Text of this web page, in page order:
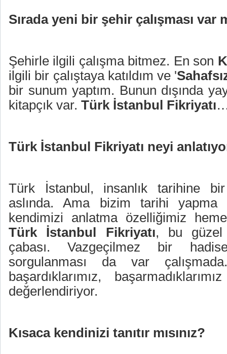
Sırada yeni bir şehir çalışması var
Şehirle ilgili çalışma bitmez. En son
ilgili bir çalıştaya katıldım ve '
bir sunum yaptım. Bunun dışında
kitapçık var. Türk İstanbul Fikriyatı
Türk İstanbul Fikriyatı neyi
Türk İstanbul, insanlık tarihine
aslında. Ama bizim tarihi yapma
kendimizi anlatma özelliğimiz
Türk İstanbul Fikriyatı, bu güzel
çabası. Vazgeçilmez bir
sorgulanması da var
başardıklarımız,
değerlendiriyor.
Kısaca kendinizi tanıtır mısınız?